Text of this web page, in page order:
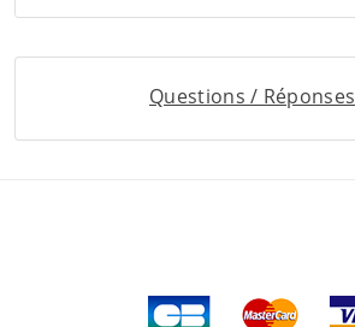
Questions / Réponses